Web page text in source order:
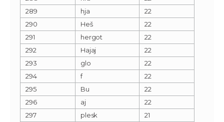
289
hja
22
290
Heš
22
291
hergot
22
292
Hajaj
22
293
glo
22
294
f
22
295
Bu
22
296
aj
22
297
plesk 21